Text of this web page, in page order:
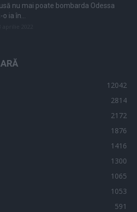
nu mai poate bombarda Odessa
ia în...
12042
2814
2172
1876
1416
1300
1065
1053
591